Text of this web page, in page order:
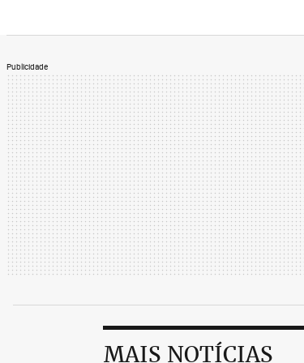
Publicidade
MAIS NOTÍCIAS